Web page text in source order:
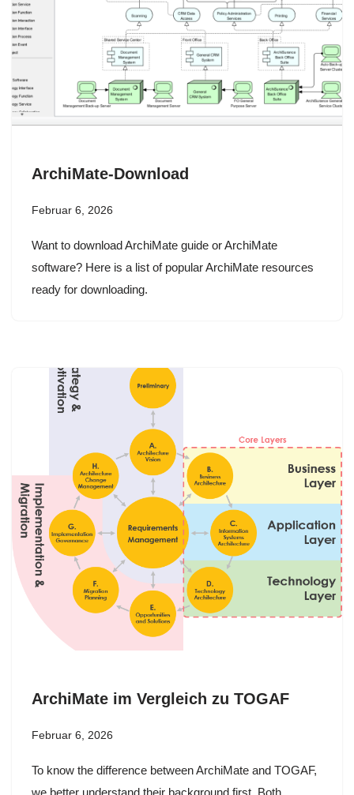
ArchiMate-Download
Februar 6, 2026
Want to download ArchiMate guide or ArchiMate
software? Here is a list of popular ArchiMate resources
ready for downloading.
ArchiMate im Vergleich zu TOGAF
Februar 6, 2026
To know the difference between ArchiMate and TOGAF,
we better understand their background first. Both